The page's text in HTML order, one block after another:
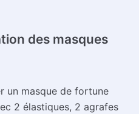
des masques
un masque de fortune
2 élastiques, 2 agrafes